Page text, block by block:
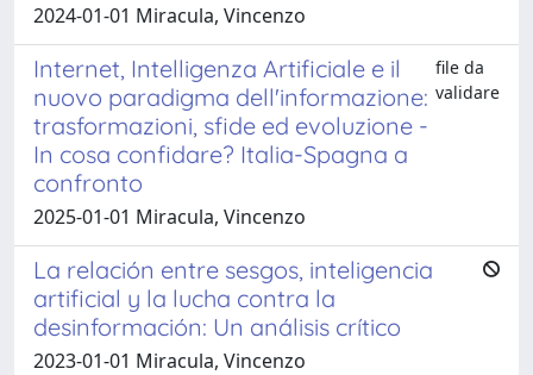
2024-01-01 Miracula, Vincenzo
Internet, Intelligenza Artificiale e il
nuovo paradigma dell'informazione:
trasformazioni, sfide ed evoluzione -
In cosa confidare? Italia-Spagna a
confronto
file da
validare
2025-01-01 Miracula, Vincenzo
La relación entre sesgos, inteligencia
artificial y la lucha contra la
desinformación: Un análisis crítico
2023-01-01 Miracula, Vincenzo